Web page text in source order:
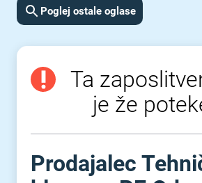
Poglej ostale oglase
Ta
je že
Prodajalec